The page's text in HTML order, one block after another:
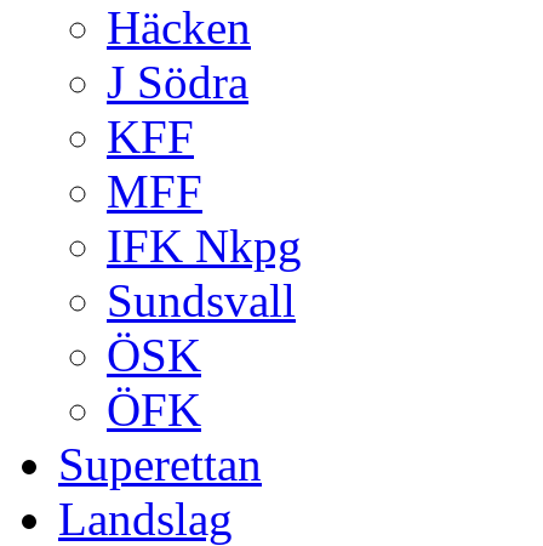
Häcken
J Södra
KFF
MFF
IFK Nkpg
Sundsvall
ÖSK
ÖFK
Superettan
Landslag